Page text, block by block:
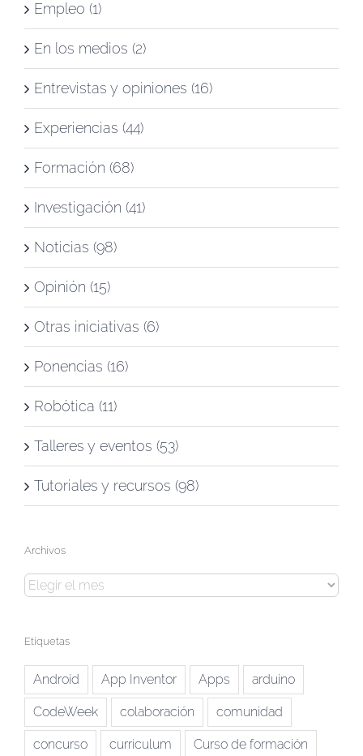
Empleo (1)
En los medios (2)
Entrevistas y opiniones (16)
Experiencias (44)
Formación (68)
Investigación (41)
Noticias (98)
Opinión (15)
Otras iniciativas (6)
Ponencias (16)
Robótica (11)
Talleres y eventos (53)
Tutoriales y recursos (98)
Archivos
Archivos
Etiquetas
Android App Inventor Apps arduino
CodeWeek colaboración comunidad
concurso curriculum Curso de formación